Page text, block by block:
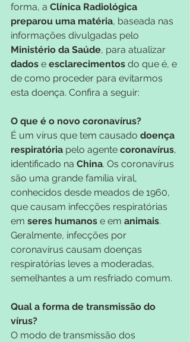
forma, a Clínica Radiológica
preparou uma matéria, baseada nas
informações divulgadas pelo
Ministério da Saúde, para atualizar
dados e esclarecimentos do que é, e
de como proceder para evitarmos
esta doença. Confira a seguir:
O que é o novo coronavírus?
É um vírus que tem causado doença
respiratória pelo agente coronavírus,
identificado na China. Os coronavírus
são uma grande família viral,
conhecidos desde meados de 1960,
que causam infecções respiratórias
em seres humanos e em animais.
Geralmente, infecções por
coronavírus causam doenças
respiratórias leves a moderadas,
semelhantes a um resfriado comum.
Qual a forma de transmissão do
vírus?
O modo de transmissão dos